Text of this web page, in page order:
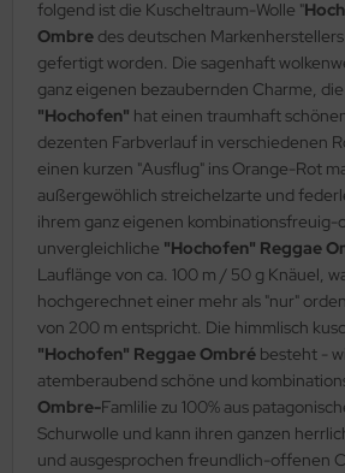
folgend ist die Kuscheltraum-Wolle "
Ombre des deutschen
gefertigt worden. Die sagenhaft
ganz eigenen bezaubernden Charme, die
"Hochofen" hat einen traumhaft
dezenten Farbverlauf in verschiedenen
einen kurzen "Ausflug" ins Orange-Rot
außergewöhlich streichelzarte und
ihrem ganz eigenen kombinationsfreuig-
unvergleichliche "Hochofen" Reggae
Lauflänge von ca. 100 m / 50 g Knäuel,
hochgerechnet einer mehr als "nur"
von 200 m entspricht. Die himmlisch
"Hochofen" Reggae Ombré besteht -
atemberaubend schöne und
Ombre-Famlilie zu 100% aus
Schurwolle und kann ihren ganzen
und ausgesprochen freundlich-offenen